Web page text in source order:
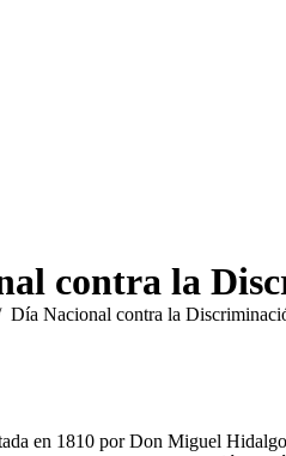
contra la
Día Nacional contra la
en 1810 por Don Miguel